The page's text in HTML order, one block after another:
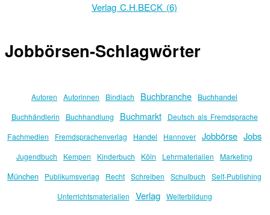
Verlag C.H.BECK (6)
Jobbörsen-Schlagwörter
Autoren Autorinnen Bindlach Buchbranche
Buchhandel
Buchhändlerin
Buchhandlung Buchmarkt
Deutsch als Fremdsprache
Fachmedien
Fremdsprachenverlag Handel Hannover Jobbörse Jobs
Jugendbuch Kempen Kinderbuch Köln Lehrmaterialien Marketing
München Publikumsverlag Recht Schreiben Schulbuch
Self-Publishing
Unterrichtsmaterialien
Verlag Weiterbildung